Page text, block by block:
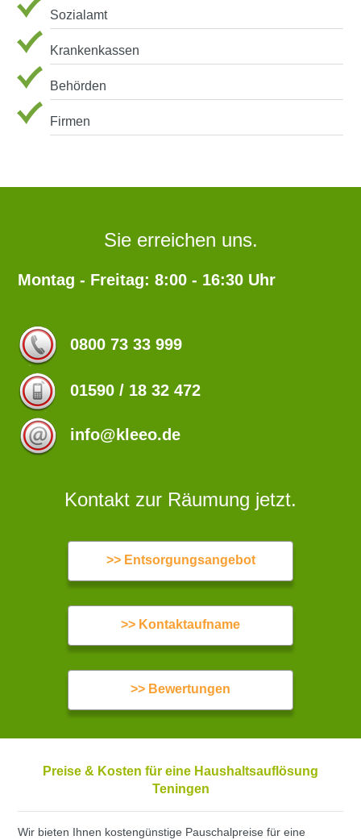
Sozialamt
Krankenkassen
Behörden
Firmen
Sie erreichen uns.
Montag - Freitag: 8:00 - 16:30 Uhr
0800 73 33 999
01590 / 18 32 472
info@kleeo.de
Kontakt zur Räumung jetzt.
>> Entsorgungsangebot
>> Kontaktaufname
>> Bewertungen
Preise & Kosten für eine Haushaltsauflösung
Teningen
Wir bieten Ihnen kostengünstige Pauschalpreise für eine